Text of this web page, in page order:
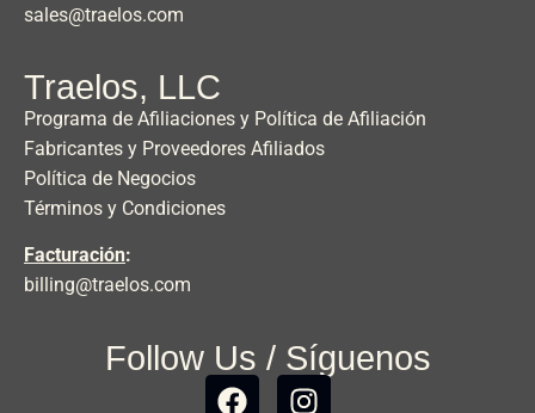
sales@traelos.com
Traelos, LLC
Programa de Afiliaciones y Política de Afiliación
Fabricantes y Proveedores Afiliados
Política de Negocios
Términos y Condiciones
Facturación:
billing@traelos.com
Follow Us / Síguenos